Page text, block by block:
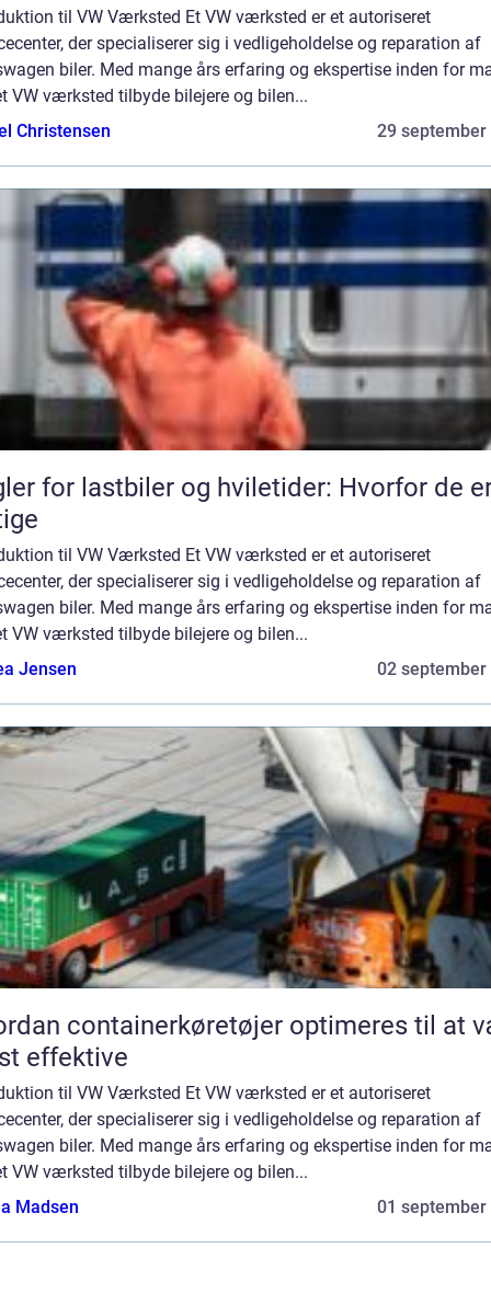
til VW Værksted Et VW værksted er et autoriseret
der specialiserer sig i vedligeholdelse og reparation af
biler. Med mange års erfaring og ekspertise inden for
VW værksted tilbyde bilejere og bilen...
Christensen
29 september
for lastbiler og hviletider: Hvorfor de
til VW Værksted Et VW værksted er et autoriseret
der specialiserer sig i vedligeholdelse og reparation af
biler. Med mange års erfaring og ekspertise inden for
VW værksted tilbyde bilejere og bilen...
Jensen
02 september
containerkøretøjer optimeres til at
effektive
til VW Værksted Et VW værksted er et autoriseret
der specialiserer sig i vedligeholdelse og reparation af
biler. Med mange års erfaring og ekspertise inden for
VW værksted tilbyde bilejere og bilen...
Madsen
01 september